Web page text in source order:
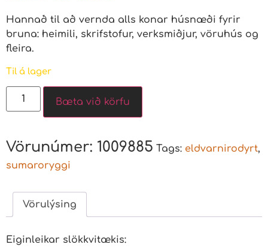
Hannað til að vernda alls konar húsnæði fyrir
bruna: heimili, skrifstofur, verksmiðjur, vöruhús og
fleira.
Til á lager
Bæta við körfu
Vörunúmer: 1009885 Tags: eldvarnirodyrt,
sumaroryggi
Vörulýsing
Eiginleikar slökkvitækis: